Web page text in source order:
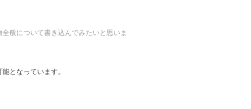
般について書き込んでみたいと思いま
となっています。